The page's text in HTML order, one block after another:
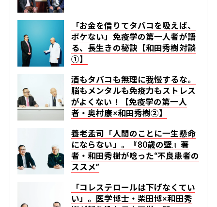
「お金を借りてタバコを吸えば、
ボケない」免疫学の第一人者が語
る、長生きの秘訣【和田秀樹対談
①】
酒もタバコも無理に我慢するな。
脳もメンタルも免疫力もストレス
がよくない！【免疫学の第一人
者・奥村康×和田秀樹②】
養老孟司「人間のことに一生懸命
にならない」。『80歳の壁』著
者・和田秀樹が唸った“不良患者の
ススメ”
「コレステロールは下げなくてい
い」。医学博士・柴田博×和田秀